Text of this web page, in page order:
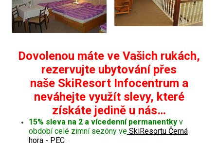
Dovolenou máte ve Vašich rukách,
rezervujte ubytování přes
naše SkiResort Infocentrum a
neváhejte využít slevy, které
získáte jedině u nás…
15% sleva na 2 a vícedenní permanentkyv
období celé zimní sezóny veSkiResortu Černá
hora - PEC